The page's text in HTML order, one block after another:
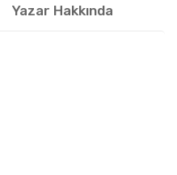
Yazar Hakkında